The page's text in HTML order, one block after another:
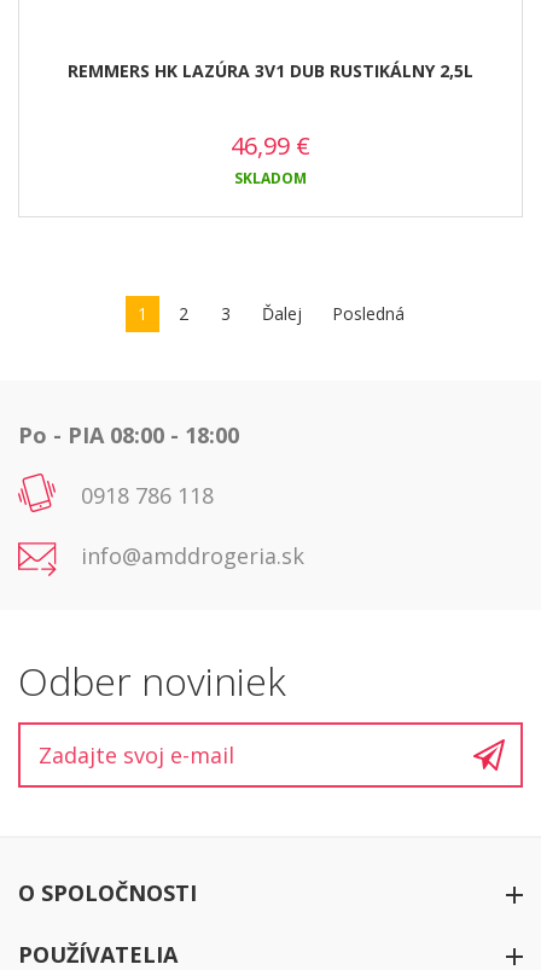
REMMERS HK LAZÚRA 3V1 DUB RUSTIKÁLNY 2,5L
46,99 €
SKLADOM
1 2 3 Ďalej Posledná
Po - PIA 08:00 - 18:00
0918 786 118
info@amddrogeria.sk
Odber noviniek
O SPOLOČNOSTI
O firme
POUŽÍVATELIA